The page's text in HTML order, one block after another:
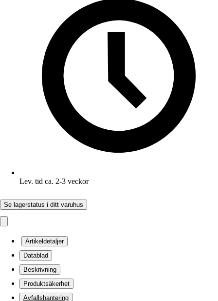
Lev. tid ca. 2-3 veckor
Se lagerstatus i ditt varuhus
Artikeldetaljer
Datablad
Beskrivning
Produktsäkerhet
Avfallshantering